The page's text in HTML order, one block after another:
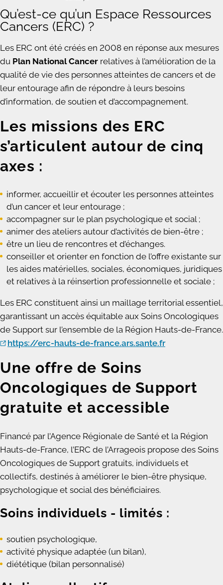
Qu’est-ce qu’un Espace Ressources
Cancers (ERC) ?
Les ERC ont été créés en 2008 en réponse aux mesures
du Plan National Cancer relatives à l’amélioration de la
qualité de vie des personnes atteintes de cancers et de
leur entourage afin de répondre à leurs besoins
d’information, de soutien et d’accompagnement.
Les missions des ERC
s’articulent autour de cinq
axes :
informer, accueillir et écouter les personnes atteintes
d’un cancer et leur entourage ;
accompagner sur le plan psychologique et social ;
animer des ateliers autour d’activités de bien-être ;
être un lieu de rencontres et d’échanges.
conseiller et orienter en fonction de l’offre existante sur
les aides matérielles, sociales, économiques, juridiques
et relatives à la réinsertion professionnelle et sociale ;
Les ERC constituent ainsi un maillage territorial essentiel,
garantissant un accès équitable aux Soins Oncologiques
de Support sur l’ensemble de la Région Hauts-de-France.
https://erc-hauts-de-france.ars.sante.fr
Une offre de Soins
Oncologiques de Support
gratuite et accessible
Financé par l’Agence Régionale de Santé et la Région
Hauts-de-France, l’ERC de l’Arrageois propose des Soins
Oncologiques de Support gratuits, individuels et
collectifs, destinés à améliorer le bien-être physique,
psychologique et social des bénéficiaires.
Soins individuels - limités :
soutien psychologique,
activité physique adaptée (un bilan),
diététique (bilan personnalisé)